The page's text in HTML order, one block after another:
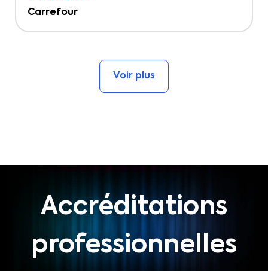
Carrefour
Voir plus
Accréditations
professionnelles